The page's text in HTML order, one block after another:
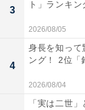
1989年からは
は新垣結衣さ
を超えて根強
累計発行部数が
翻訳版が販売
ています。
3
ト」ランキ
2026/08/05
4
身長を知って
ング！ 2位「
2026/08/04
「実は二世